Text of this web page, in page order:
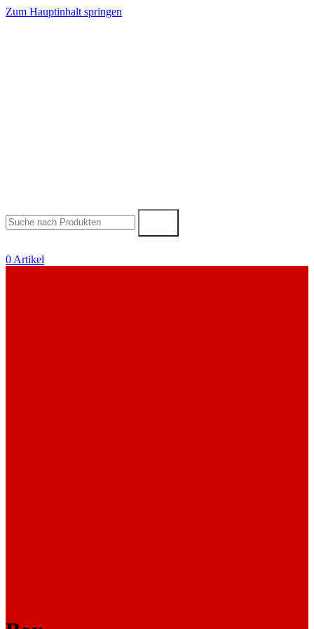
Zum Hauptinhalt springen
0 Artikel